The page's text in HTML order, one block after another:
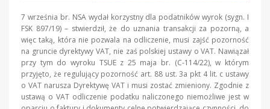
7 września br. NSA wydał korzystny dla podatników wyrok (sygn. I
FSK 897/19) – stwierdził, że do uznania transakcji za pozorną, a
więc taką, która nie pozwala na odliczenie, musi zajść pozorność
na gruncie dyrektywy VAT, nie zaś polskiej ustawy o VAT. Nawiązał
przy tym do wyroku TSUE z 25 maja br. (C-114/22), w którym
przyjęto, że regulujący pozorność art. 88 ust. 3a pkt 4 lit. c ustawy
o VAT narusza Dyrektywę VAT i musi zostać zmieniony. Zgodnie z
ustawą o VAT odliczenie podatku naliczonego niemożliwe jest w